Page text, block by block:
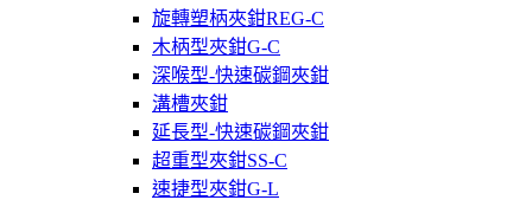
旋轉塑柄夾鉗REG-C
木柄型夾鉗G-C
深喉型-快速碳鋼夾鉗
溝槽夾鉗
延長型-快速碳鋼夾鉗
超重型夾鉗SS-C
速捷型夾鉗G-L